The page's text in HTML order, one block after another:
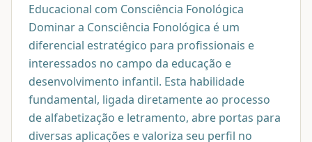
Educacional com Consciência Fonológica
Dominar a Consciência Fonológica é um
diferencial estratégico para profissionais e
interessados no campo da educação e
desenvolvimento infantil. Esta habilidade
fundamental, ligada diretamente ao processo
de alfabetização e letramento, abre portas para
diversas aplicações e valoriza seu perfil no